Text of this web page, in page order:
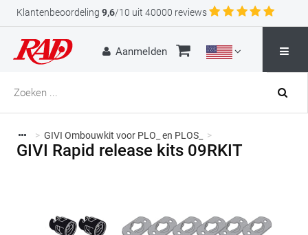
Klantenbeoordeling 9,6/10 uit 40000 reviews
Aanmelden
> GIVI Ombouwkit voor PLO_ en PLOS_ >
GIVI Rapid release kits 09RKIT